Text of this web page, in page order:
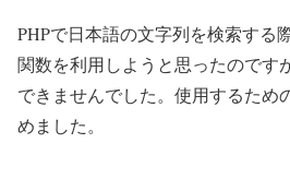
PHPで日本語の文字列を検索する
関数を利用しようと思ったのです
できませんでした。使用するため
めました。